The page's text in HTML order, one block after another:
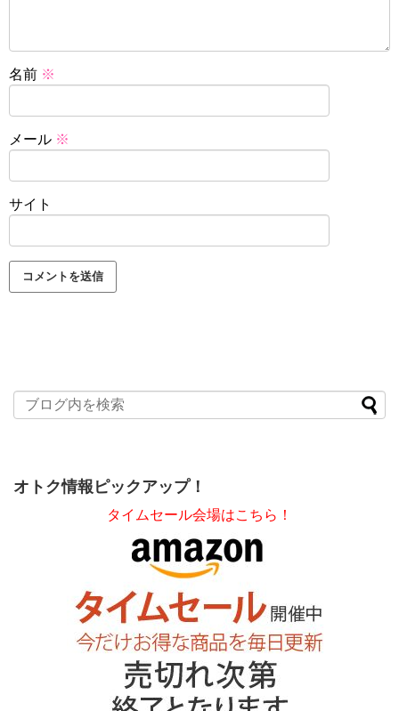
名前 ※
メール ※
サイト
オトク情報ピックアップ！
タイムセール会場はこちら！